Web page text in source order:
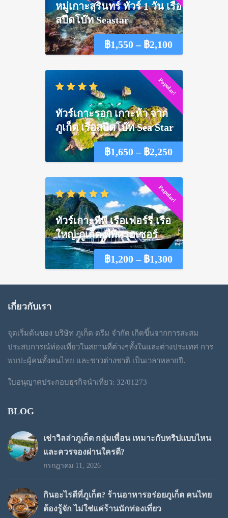
฿1,550 – ฿2,100Price
฿1,550
through
฿2,100
หมู่เกาะสุรินทร์ ทัวร์ 1 วัน เรือ
สปีดโบ๊ท Seastar
Popular!
฿1,650 – ฿2,250Price
฿1,650
through
฿2,250
ทัวร์เกาะรอก เกาะห้า จาก
ภูเก็ต เรือสปีดโบ๊ท Sea Star
Popular!
฿1,200 – ฿1,300Price
ทัวร์เกาะพีพี เรือเฟอร์รี่ เรือ
ใหญ่ ภูเก็ต พีพีครุยเซอร์
เกี่ยวกับเรา
จุดเริ่มต้นของ บริษัท ภูเก็ต ดรีม จำกัด เกิดขึ้นจากการสะสม
ประสบการณ์ท่องเที่ยวในสถานที่ต่างๆทั้งในและต่างประเทศ การ
พบปะผู้คนทั้งคนไทย และชาวต่างชาติ เป็นเวลาหลายปี.
ใบอนุญาตประกอบธุรกิจนำเที่ยว: 32/01273
BLOG
เช่าวิลล่าภูเก็ต กลุ่มเพื่อน เหมาะกับทริปแบบไหน
และควรจองผ่านใครดี?
กรกฎาคม 11, 2026
กินอะไรดีที่ภูเก็ต? ร้านอาหารอร่อยภูเก็ต คนไทย
ต้องรู้จัก ไม่ใช่แค่ร้านนักท่องเที่ยว